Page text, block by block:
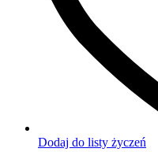
Dodaj do listy życzeń